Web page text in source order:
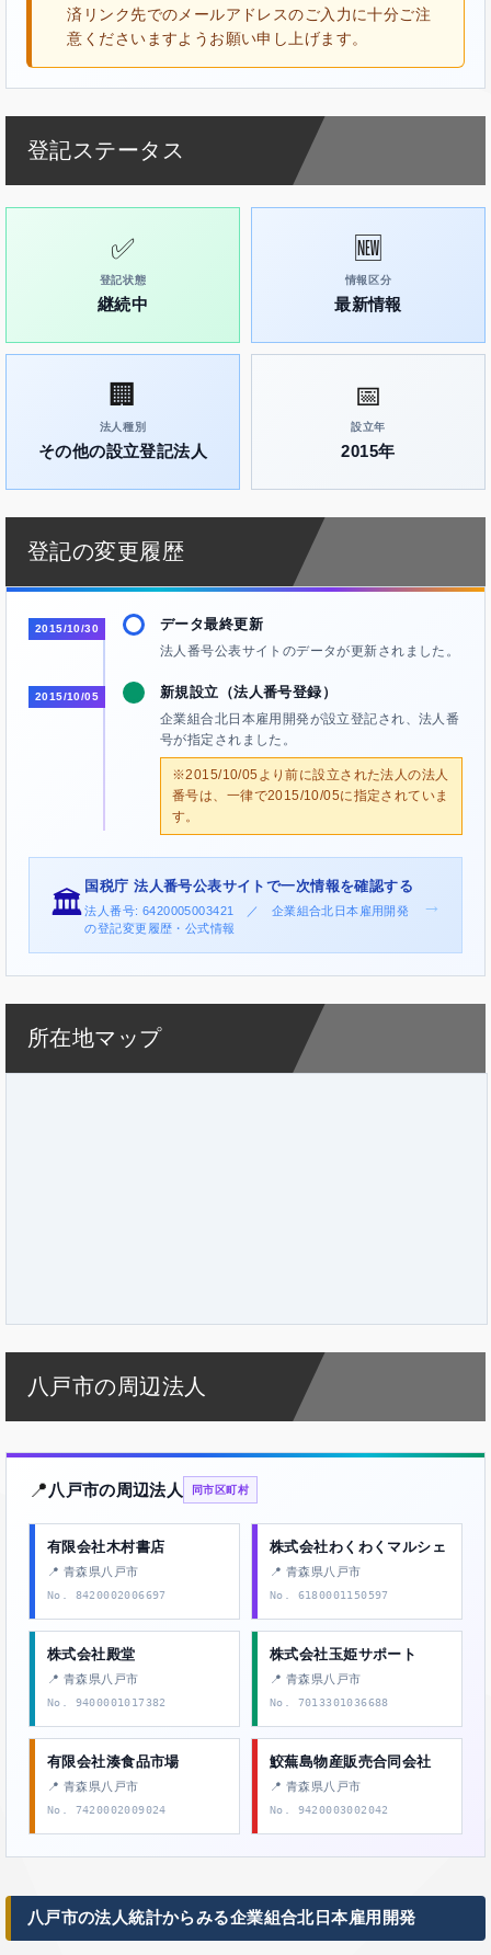
済リンク先でのメールアドレスのご入力に十分ご注
意くださいますようお願い申し上げます。
登記ステータス
✅
登記状態
継続中
🆕
情報区分
最新情報
🏢
法人種別
その他の設立登記法人
📅
設立年
2015年
登記の変更履歴
2015/10/30 データ最終更新
法人番号公表サイトのデータが更新されました。
2015/10/05 新規設立（法人番号登録）
企業組合北日本雇用開発が設立登記され、法人番
号が指定されました。
※2015/10/05より前に設立された法人の法人
番号は、一律で2015/10/05に指定されていま
す。
🏛️
国税庁 法人番号公表サイトで一次情報を確認する
法人番号: 6420005003421 ／ 企業組合北日本雇用開発
の登記変更履歴・公式情報
→
所在地マップ
八戸市の周辺法人
📍 八戸市の周辺法人 同市区町村
有限会社木村書店
📍 青森県八戸市
No. 8420002006697
株式会社わくわくマルシェ
📍 青森県八戸市
No. 6180001150597
株式会社殿堂
📍 青森県八戸市
No. 9400001017382
株式会社玉姫サポート
📍 青森県八戸市
No. 7013301036688
有限会社湊食品市場
📍 青森県八戸市
No. 7420002009024
鮫蕪島物産販売合同会社
📍 青森県八戸市
No. 9420003002042
八戸市の法人統計からみる企業組合北日本雇用開発